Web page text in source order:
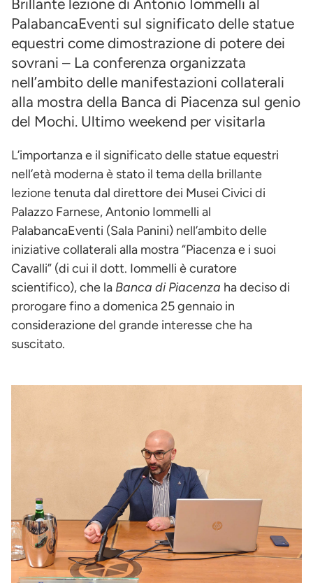
Brillante lezione di Antonio Iommelli al
PalabancaEventi sul significato delle statue
equestri come dimostrazione di potere dei
sovrani – La conferenza organizzata
nell’ambito delle manifestazioni collaterali
alla mostra della Banca di Piacenza sul genio
del Mochi. Ultimo weekend per visitarla
L’importanza e il significato delle statue equestri
nell’età moderna è stato il tema della brillante
lezione tenuta dal direttore dei Musei Civici di
Palazzo Farnese, Antonio Iommelli al
PalabancaEventi (Sala Panini) nell’ambito delle
iniziative collaterali alla mostra “Piacenza e i suoi
Cavalli” (di cui il dott. Iommelli è curatore
scientifico), che la Banca di Piacenza ha deciso di
prorogare fino a domenica 25 gennaio in
considerazione del grande interesse che ha
suscitato.